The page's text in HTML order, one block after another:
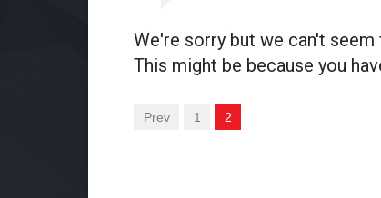
We're sorry but we can't
This might be because you
Prev 1 2